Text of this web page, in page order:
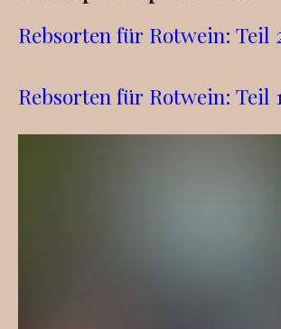
Rebsorten für Rotwein: Teil
Rebsorten für Rotwein: Teil 1